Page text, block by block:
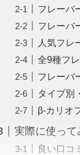
フレーバ
フレーバ
人気フレ
全9種フ
フレーバ
タイプ別
β-カリオ
実際に使っ
良い口コ